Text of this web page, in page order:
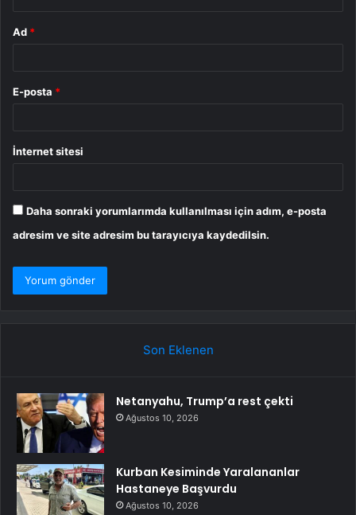
Ad *
E-posta *
İnternet sitesi
Daha sonraki yorumlarımda kullanılması için adım, e-posta
adresim ve site adresim bu tarayıcıya kaydedilsin.
Son Eklenen
Netanyahu, Trump’a rest çekti
Ağustos 10, 2026
Kurban Kesiminde Yaralananlar
Hastaneye Başvurdu
Ağustos 10, 2026